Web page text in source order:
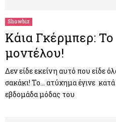
Showbiz
Κάια Γκέρμπερ:
μοντέλου!
Δεν είδε εκείνη αυτό που είδε
σακάκι! Το… ατύχημα έγινε κατά
εβδομάδα μόδας του